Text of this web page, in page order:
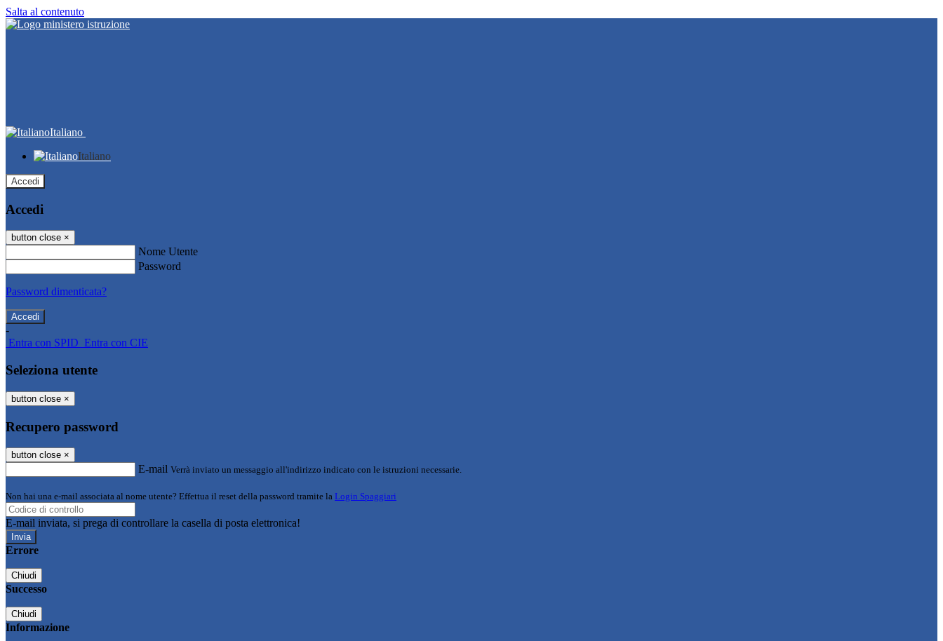
Salta al contenuto
Italiano
Italiano
Accedi
Accedi
button close ×
Nome Utente
Password
Password dimenticata?
-
Entra con SPID Entra con CIE
Seleziona utente
button close ×
Recupero password
button close ×
E-mail Verrà inviato un messaggio all'indirizzo indicato con le istruzioni necessarie.
Non hai una e-mail associata al nome utente? Effettua il reset della password tramite la Login Spaggiari
E-mail inviata, si prega di controllare la casella di posta elettronica!
Errore
Chiudi
Successo
Chiudi
Informazione